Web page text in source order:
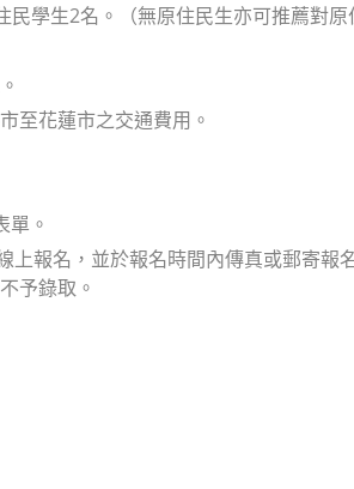
學生2名。（無原住民生亦可推薦對原
至花蓮市之交通費用。
。
報名，並於報名時間內傳真或郵寄報
予錄取。